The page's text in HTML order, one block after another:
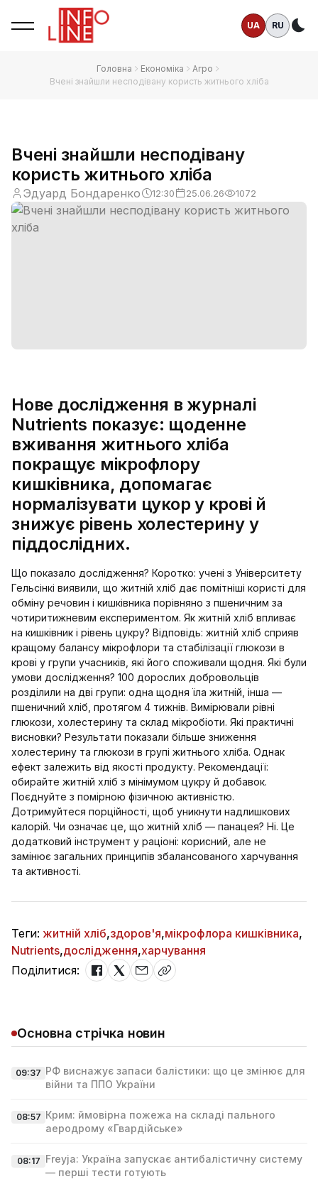
UA RU
Головна Економіка
Агро
Вчені знайшли несподівану користь житнього хліба
Вчені знайшли несподівану
користь житнього хліба
Эдуард Бондаренко 12:30 25.06.26 1072
Нове дослідження в журналі
Nutrients показує: щоденне
вживання житнього хліба
покращує мікрофлору
кишківника, допомагає
нормалізувати цукор у крові й
знижує рівень холестерину у
піддослідних.
Що показало дослідження? Коротко: учені з Університету
Гельсінкі виявили, що житній хліб дає помітніші користі для
обміну речовин і кишківника порівняно з пшеничним за
чотиритижневим експериментом. Як житній хліб впливає
на кишківник і рівень цукру? Відповідь: житній хліб сприяв
кращому балансу мікрофлори та стабілізації глюкози в
крові у групи учасників, які його споживали щодня. Які були
умови дослідження? 100 дорослих добровольців
розділили на дві групи: одна щодня їла житній, інша —
пшеничний хліб, протягом 4 тижнів. Вимірювали рівні
глюкози, холестерину та склад мікробіоти. Які практичні
висновки? Результати показали більше зниження
холестерину та глюкози в групі житнього хліба. Однак
ефект залежить від якості продукту. Рекомендації:
обирайте житній хліб з мінімумом цукру й добавок.
Поєднуйте з помірною фізичною активністю.
Дотримуйтеся порційності, щоб уникнути надлишкових
калорій. Чи означає це, що житній хліб — панацея? Ні. Це
додатковий інструмент у раціоні: корисний, але не
замінює загальних принципів збалансованого харчування
та активності.
Теги: житній хліб,здоров'я,мікрофлора кишківника,
Nutrients,дослідження,харчування
Поділитися:
Основна стрічка новин
09:37 РФ виснажує запаси балістики: що це змінює для
війни та ППО України
08:57 Крим: ймовірна пожежа на складі пального
аеродрому «Гвардійське»
08:17 Freyja: Україна запускає антибалістичну систему
— перші тести готують